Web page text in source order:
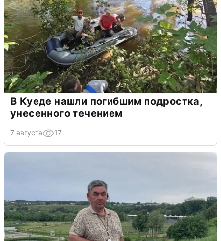
В Куеде нашли погибшим подростка,
унесенного течением
7 августа 17